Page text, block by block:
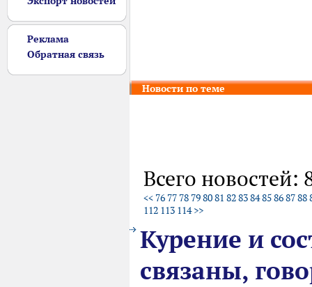
Реклама
Обратная связь
Новости по теме
Всего новостей:
<< 76 77 78 798081 82838485868788
112 113 114 >>
Курение и
связаны,